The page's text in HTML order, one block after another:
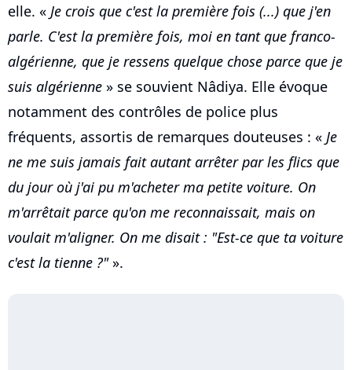
elle. « Je crois que c'est la première fois (...) que j'en
parle. C'est la première fois, moi en tant que franco-
algérienne, que je ressens quelque chose parce que je
suis algérienne » se souvient Nâdiya. Elle évoque
notamment des contrôles de police plus
fréquents, assortis de remarques douteuses : « Je
ne me suis jamais fait autant arrêter par les flics que
du jour où j'ai pu m'acheter ma petite voiture. On
m'arrêtait parce qu'on me reconnaissait, mais on
voulait m'aligner. On me disait : "Est-ce que ta voiture
c'est la tienne ?"».